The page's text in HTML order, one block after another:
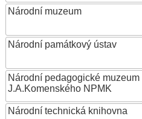
Národní muzeum
Národní památkový ústav
Národní pedagogické
J.A.Komenského NPMK
Národní technická knihovna